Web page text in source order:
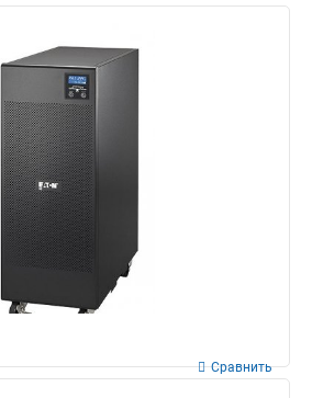
Сравнить